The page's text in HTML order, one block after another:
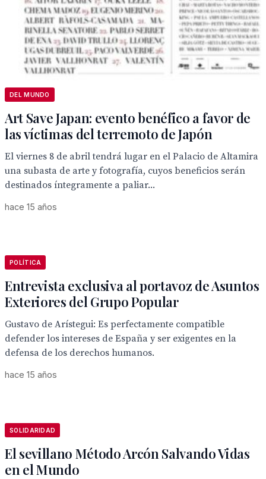
DEL MUNDO
Art Save Japan: evento benéfico a favor de
las víctimas del terremoto de Japón
El viernes 8 de abril tendrá lugar en el Palacio de Altamira
una subasta de arte y fotografía, cuyos beneficios serán
destinados íntegramente a paliar...
hace 15 años
POLÍTICA
Entrevista exclusiva al portavoz de Asuntos
Exteriores del Grupo Popular
Gustavo de Arístegui: Es perfectamente compatible
defender los intereses de España y ser exigentes en la
defensa de los derechos humanos.
hace 15 años
SOLIDARIDAD
El sevillano Método Arcón Salvando Vidas
en el Mundo